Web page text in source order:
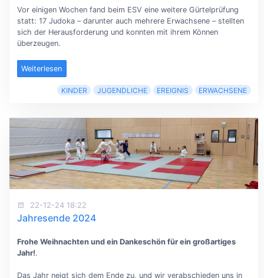
Vor einigen Wochen fand beim ESV eine weitere Gürtelprüfung
statt: 17 Judoka – darunter auch mehrere Erwachsene – stellten
sich der Herausforderung und konnten mit ihrem Können
überzeugen.
Weiterlesen
KINDER JUGENDLICHE EREIGNIS ERWACHSENE
22-12-24 18:22
Jahresende 2024
Frohe Weihnachten und ein Dankeschön für ein großartiges
Jahr!.
Das Jahr neigt sich dem Ende zu, und wir verabschieden uns in